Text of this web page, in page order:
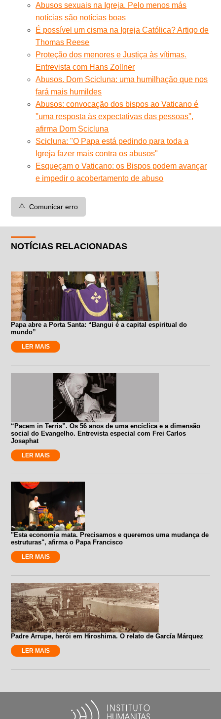
Abusos sexuais na Igreja. Pelo menos más
notícias são notícias boas
É possível um cisma na Igreja Católica? Artigo de
Thomas Reese
Proteção dos menores e Justiça às vítimas.
Entrevista com Hans Zollner
Abusos. Dom Scicluna: uma humilhação que nos
fará mais humildes
Abusos: convocação dos bispos ao Vaticano é
''uma resposta às expectativas das pessoas'',
afirma Dom Scicluna
Scicluna: "O Papa está pedindo para toda a
Igreja fazer mais contra os abusos"
Esqueçam o Vaticano: os Bispos podem avançar
e impedir o acobertamento de abuso
⚠️ Comunicar erro
NOTÍCIAS RELACIONADAS
Papa abre a Porta Santa: “Bangui é a capital espiritual do
mundo”
LER MAIS
“Pacem in Terris”. Os 56 anos de uma encíclica e a dimensão
social do Evangelho. Entrevista especial com Frei Carlos
Josaphat
LER MAIS
"Esta economia mata. Precisamos e queremos uma mudança de
estruturas", afirma o Papa Francisco
LER MAIS
Padre Arrupe, herói em Hiroshima. O relato de García Márquez
LER MAIS